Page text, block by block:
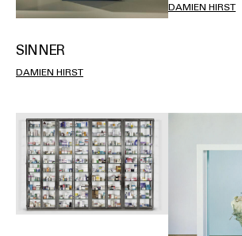
SINNER
DAMIEN HIRST
DAMIEN HIRST